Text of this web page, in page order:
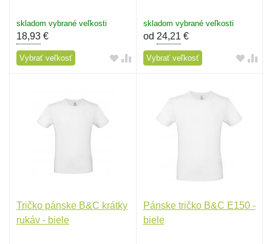
skladom vybrané veľkosti
18,93 €
Vybrať veľkosť
skladom vybrané veľkosti
od 24,21 €
Vybrať veľkosť
Tričko pánske B&C krátky
rukáv - biele
Pánske tričko B&C E150 -
biele